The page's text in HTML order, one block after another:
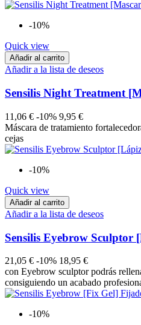
-10%
Quick view
Añadir al carrito
Añadir a la lista de deseos
Sensilis Night Treatment
11,06 € -10% 9,95 €
Máscara de tratamiento
cejas
-10%
Quick view
Añadir al carrito
Añadir a la lista de deseos
Sensilis Eyebrow Sculptor
21,05 € -10% 18,95 €
con Eyebrow sculptor podrás
consiguiendo un acabado
-10%